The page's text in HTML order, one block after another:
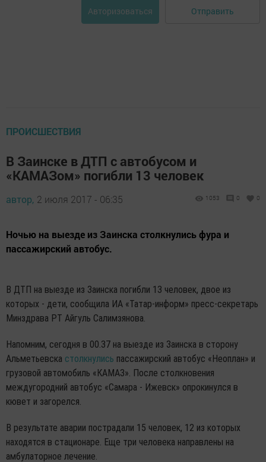
Авторизоваться Отправить
ПРОИСШЕСТВИЯ
В Заинске в ДТП с автобусом и
«КАМАЗом» погибли 13 человек
автор, 2 июля 2017 - 06:35 1053 0 0
Ночью на выезде из Заинска столкнулись фура и
пассажирский автобус.
В ДТП на выезде из Заинска погибли 13 человек, двое из
которых - дети, сообщила ИА «Татар-информ» пресс-секретарь
Минздрава РТ Айгуль Салимзянова.
Напомним, сегодня в 00.37 на выезде из Заинска в сторону
Альметьевска столкнулись пассажирский автобус «Неоплан» и
грузовой автомобиль «КАМАЗ». После столкновения
междугородний автобус «Самара - Ижевск» опрокинулся в
кювет и загорелся.
В результате аварии пострадали 15 человек, 12 из которых
находятся в стационаре. Еще три человека направлены на
амбулаторное лечение.